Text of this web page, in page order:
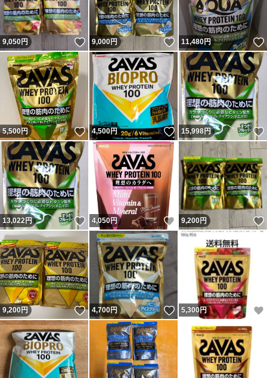
9,050円 いいね！
9,000円 いいね！
11,480円
5,500円 いいね！
4,500円 いいね！
15,998円
13,022円 いいね！
4,050円 いいね！
9,200円
9,200円 いいね！
4,700円 いいね！
5,300円